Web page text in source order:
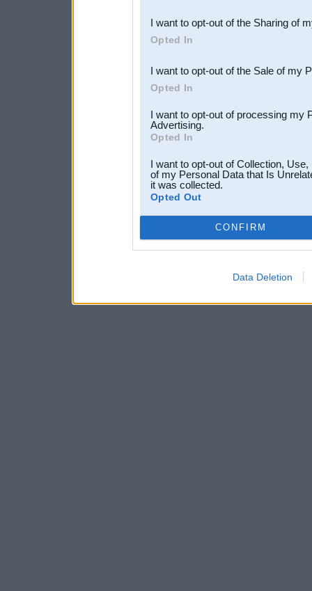
Downstream Participants
third parties.
I want to opt-out of the Sharing of
Opted In
I want to opt-out of the Sale of my
Opted In
I want to opt-out of processing my
Advertising.
Opted In
I want to opt-out of Collection,
of my Personal Data that Is
it was collected.
Opted Out
CONFIRM
Data Deletion